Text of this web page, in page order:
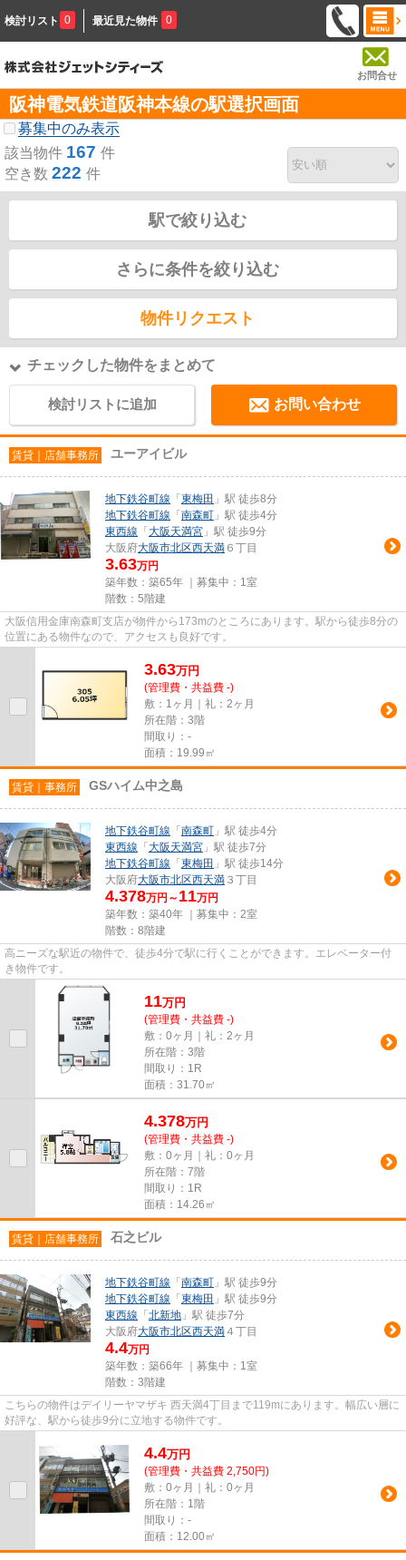
検討リスト 0 最近見た物件 0
お問合せ
阪神電気鉄道阪神本線の駅選択画面
募集中のみ表示
該当物件 167 件
空き数 222 件
駅で絞り込む
さらに条件を絞り込む
物件リクエスト
チェックした物件をまとめて
検討リストに追加 お問い合わせ
賃貸｜店舗事務所 ユーアイビル
地下鉄谷町線 「 東梅田 」駅 徒歩8分
地下鉄谷町線 「 南森町 」駅 徒歩4分
東西線 「 大阪天満宮 」駅 徒歩9分
大阪府大阪市北区西天満 ６丁目
3.63万円
築年数：築65年 ｜募集中： 1室
階数：5階建
大阪信用金庫南森町支店が物件から173mのところにあります。駅から徒歩8分の
位置にある物件なので、アクセスも良好です。
3.63万円
(管理費・共益費 -)
敷：1ヶ月｜礼：2ヶ月
所在階：3階
間取り：-
面積：19.99㎡
賃貸｜事務所 GSハイム中之島
地下鉄谷町線 「 南森町 」駅 徒歩4分
東西線 「 大阪天満宮 」駅 徒歩7分
地下鉄谷町線 「 東梅田 」駅 徒歩14分
大阪府大阪市北区西天満 ３丁目
4.378万円～ 11万円
築年数：築40年 ｜募集中： 2室
階数：8階建
高ニーズな駅近の物件で、徒歩4分で駅に行くことができます。エレベーター付
き物件です。
11万円
(管理費・共益費 -)
敷：0ヶ月｜礼：2ヶ月
所在階：3階
間取り：1R
面積：31.70㎡
4.378万円
(管理費・共益費 -)
敷：0ヶ月｜礼：0ヶ月
所在階：7階
間取り：1R
面積：14.26㎡
賃貸｜店舗事務所 石之ビル
地下鉄谷町線 「 南森町 」駅 徒歩9分
地下鉄谷町線 「 東梅田 」駅 徒歩9分
東西線 「 北新地 」駅 徒歩7分
大阪府大阪市北区西天満 ４丁目
4.4万円
築年数：築66年 ｜募集中： 1室
階数：3階建
こちらの物件はデイリーヤマザキ 西天満4丁目まで119mにあります。幅広い層に
好評な、駅から徒歩9分に立地する物件です。
4.4万円
(管理費・共益費 2,750円)
敷：0ヶ月｜礼：0ヶ月
所在階：1階
間取り：-
面積：12.00㎡